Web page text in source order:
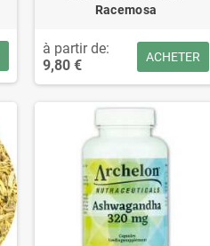
Racemosa
à partir de:
9,80 €
ACHETER